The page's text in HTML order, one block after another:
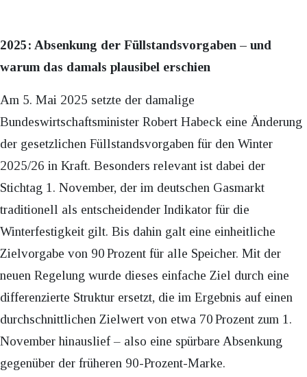
2025: Absenkung der Füllstandsvorgaben – und
warum das damals plausibel erschien
Am 5. Mai 2025 setzte der damalige
Bundeswirtschaftsminister Robert Habeck eine Änderung
der gesetzlichen Füllstandsvorgaben für den Winter
2025/26 in Kraft. Besonders relevant ist dabei der
Stichtag 1. November, der im deutschen Gasmarkt
traditionell als entscheidender Indikator für die
Winterfestigkeit gilt. Bis dahin galt eine einheitliche
Zielvorgabe von 90 Prozent für alle Speicher. Mit der
neuen Regelung wurde dieses einfache Ziel durch eine
differenzierte Struktur ersetzt, die im Ergebnis auf einen
durchschnittlichen Zielwert von etwa 70 Prozent zum 1.
November hinauslief – also eine spürbare Absenkung
gegenüber der früheren 90-Prozent-Marke.